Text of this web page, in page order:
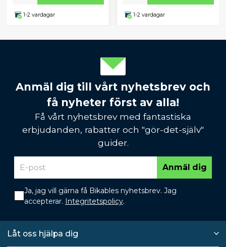
1-2 vardagar 1-2 vardagar
Anmäl dig till vårt nyhetsbrev och
få nyheter först av alla!
Få vårt nyhetsbrev med fantastiska
erbjudanden, rabatter och "gör-det-själv"
guider.
Anmäl dig
Ja, jag vill gärna få Bikables nyhetsbrev. Jag
accepterar. Integritetspolicy.
Låt oss hjälpa dig